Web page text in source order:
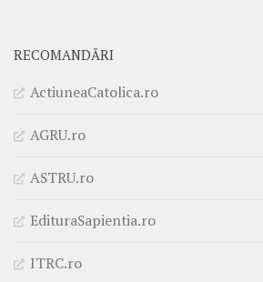
RECOMANDĂRI
ActiuneaCatolica.ro
AGRU.ro
ASTRU.ro
EdituraSapientia.ro
ITRC.ro